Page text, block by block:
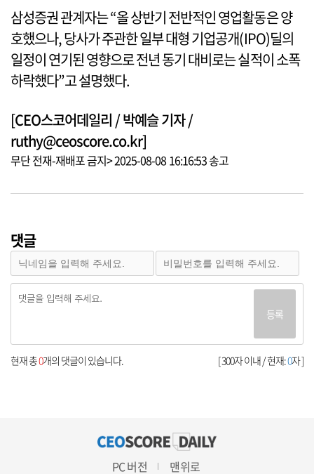
삼성증권 관계자는 “올 상반기 전반적인 영업활동은 양
호했으나, 당사가 주관한 일부 대형 기업공개(IPO)딜의
일정이 연기된 영향으로 전년 동기 대비로는 실적이 소폭
하락했다”고 설명했다.
[CEO스코어데일리 / 박예슬 기자 /
ruthy@ceoscore.co.kr]
무단 전재-재배포 금지> 2025-08-08 16:16:53 송고
댓글
등록
[ 300자 이내 / 현재:0자 ]
현재 총0개의 댓글이 있습니다.
PC 버전 맨위로